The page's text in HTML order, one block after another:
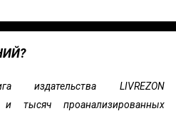
издательства LIVREZON
тысяч проанализированных